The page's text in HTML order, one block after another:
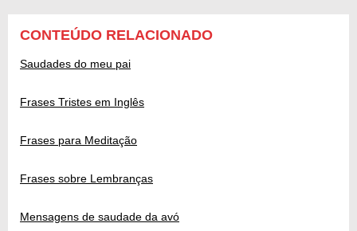
CONTEÚDO RELACIONADO
Saudades do meu pai
Frases Tristes em Inglês
Frases para Meditação
Frases sobre Lembranças
Mensagens de saudade da avó